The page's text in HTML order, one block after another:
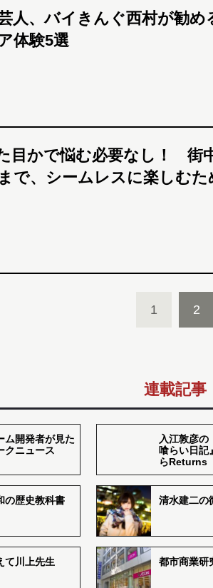
人、バイきんぐ西村が勧め
体験5選
目かで悩む必要なし！ 街
で、シームレスに楽しむた
1 2
連載記事
ム開発者が見た
クニュース
入江敦彦の
喰らい日記
らReturns
の歴史教科書 清水建二の
て川上先生 都市商業研